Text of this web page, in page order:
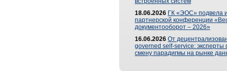
18.06.2026 ГК «ЭОС» подвела
партнерской конференции
документооборот – 2026»
16.06.2026 От
governed self-service: эксперты
смену парадигмы на рынке